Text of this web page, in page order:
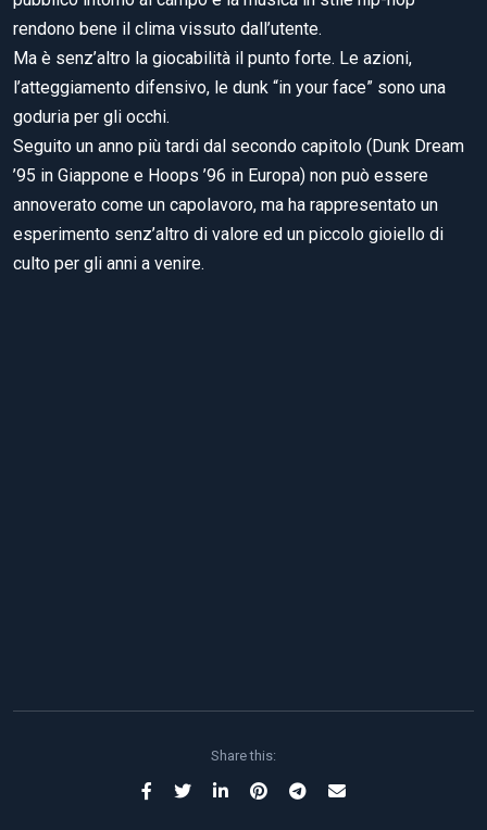
rendono bene il clima vissuto dall’utente.
Ma è senz’altro la giocabilità il punto forte. Le azioni,
l’atteggiamento difensivo, le dunk “in your face” sono una
goduria per gli occhi.
Seguito un anno più tardi dal secondo capitolo (Dunk Dream
’95 in Giappone e Hoops ’96 in Europa) non può essere
annoverato come un capolavoro, ma ha rappresentato un
esperimento senz’altro di valore ed un piccolo gioiello di
culto per gli anni a venire.
Share this: